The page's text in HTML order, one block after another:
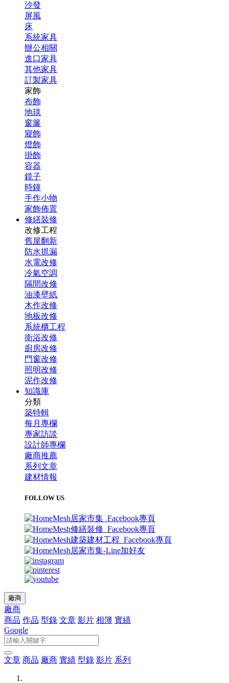
沙發
屏風
床
系統家具
辦公相關
進口家具
其他家具
訂製家具
家飾
布飾
地毯
窗簾
寢飾
燈飾
掛飾
容器
鏡子
時鐘
手作小物
家飾佈置
修繕裝修
改修工程
舊屋翻新
防水抓漏
水電改修
冷氣空調
隔間改修
油漆壁紙
木作改修
地板改修
系統櫃工程
衛浴改修
廚房改修
門窗改修
照明改修
泥作改修
知識庫
分類
築特輯
每月專欄
專家訪談
設計師專欄
廠商推薦
系列文章
建材情報
FOLLOW US
廠商
廠商
商品 作品 型錄 文章 影片 相簿 實績
Google
文章 商品 廠商 實績 型錄 影片 系列